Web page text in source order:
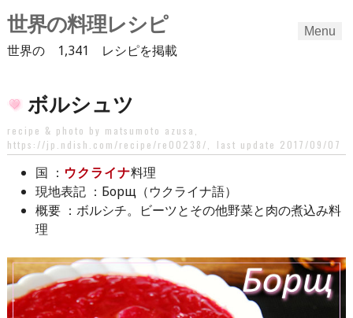
世界の料理レシピ
世界の 1,341 レシピを掲載
Menu
to ボルシュツ
recipe & photo by matsumoto azusa,
https://jp.ndish.com/recipe/re00238/
last update 2017/09/07
国 ： ウクライナ料理
現地表記 ：Борщ（ウクライナ語）
概要
：ボルシチ。ビーツとその他野菜と肉の煮込み料
理